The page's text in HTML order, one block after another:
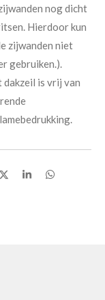
nog dicht
Hierdoor kun
zijwanden niet
gebruiken.).
dakzeil is vrij van
D
S
D